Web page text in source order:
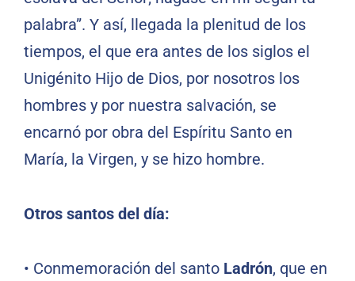
palabra”. Y así, llegada la plenitud de los
tiempos, el que era antes de los siglos el
Unigénito Hijo de Dios, por nosotros los
hombres y por nuestra salvación, se
encarnó por obra del Espíritu Santo en
María, la Virgen, y se hizo hombre.
Otros santos del día:
• Conmemoración del santo Ladrón, que en